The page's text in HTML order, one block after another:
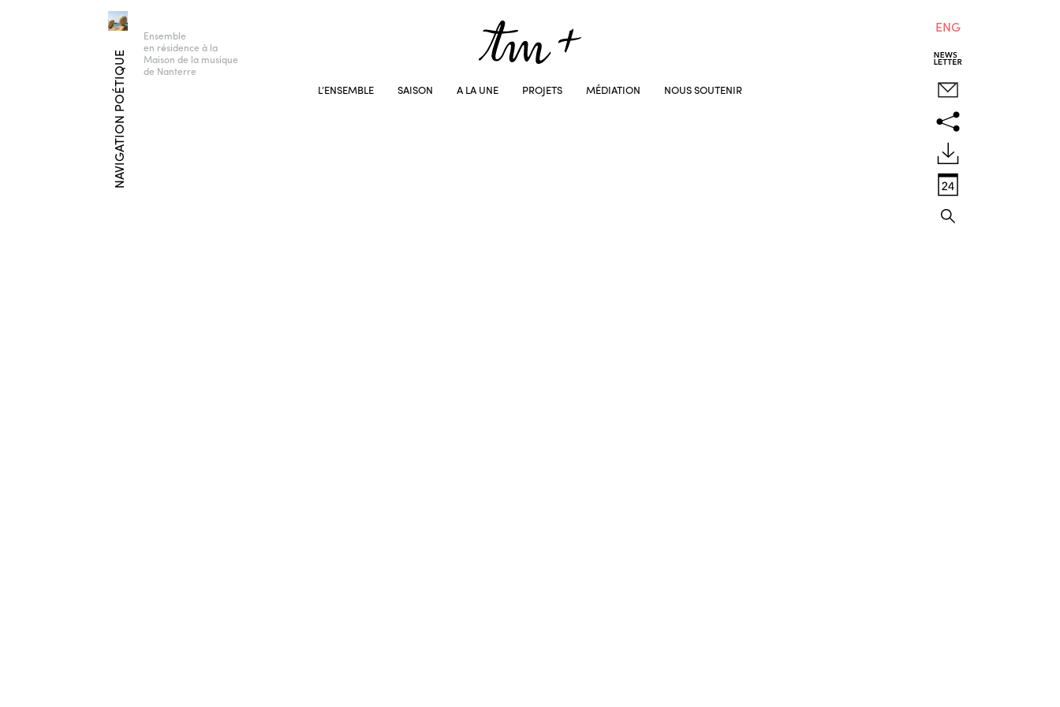
NAVIGATION POÉTIQUE
Ensemble
en résidence à la
Maison de la musique
de Nanterre
L’ENSEMBLE SAISON A LA UNE PROJETS MÉDIATION NOUS SOUTENIR
ENG